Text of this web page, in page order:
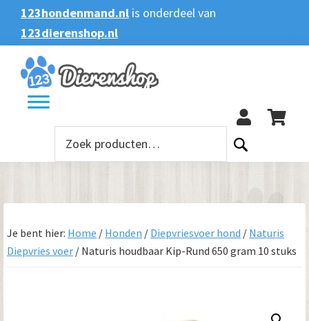
Spring
naar
de
hoofdnavigatie
Door
naar
de
hoofd
inhoud
Spring
naar
de
voettekst
123hondenmand.nl is onderdeel van
123dierenshop.nl
Zoeken
Zoeken
naar:
Je bent hier: Home / Honden / Diepvriesvoer hond / Naturis
Diepvries voer / Naturis houdbaar Kip-Rund 650 gram 10 stuks